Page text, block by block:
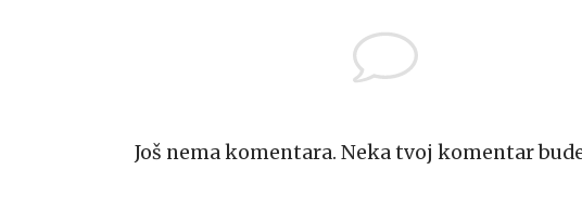
Još nema komentara. Neka tvoj komentar